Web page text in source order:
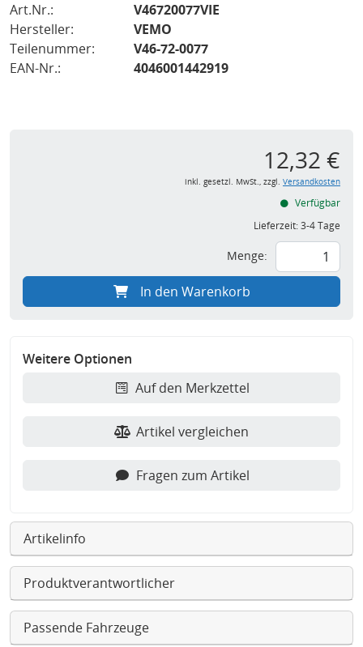
Art.Nr.:
V46720077VIE
Hersteller:
VEMO
Teilenummer:
V46-72-0077
EAN-Nr.:
4046001442919
12,32 €
inkl. gesetzl. MwSt., zzgl. Versandkosten
Verfügbar
Lieferzeit:3-4 Tage
Menge:
In den Warenkorb
Weitere Optionen
Auf den Merkzettel
Artikel vergleichen
Fragen zum Artikel
Artikelinfo
Produktverantwortlicher
Passende Fahrzeuge